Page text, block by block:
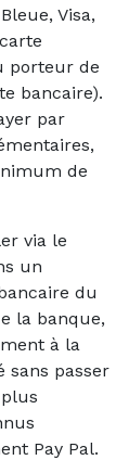
Visa,
porteur de
bancaire).
par
de
via le
un
du
la banque,
à la
sans passer
Pay Pal.